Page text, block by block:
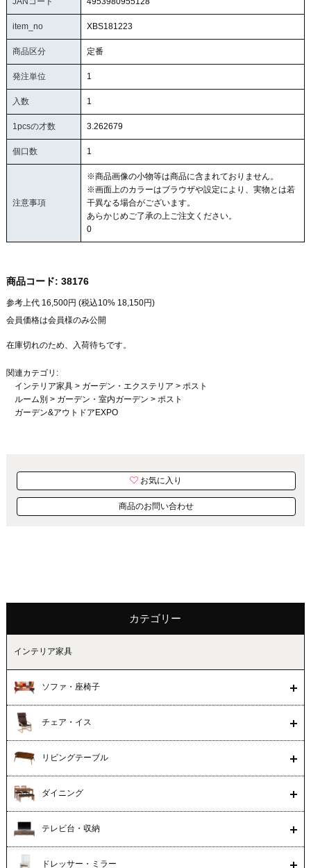
item_no XBS181223
商品区分 定番
発注単位 1
入数 1
1pcsの才数 3.262679
個口数 1
注意事項
※商品画像の小物等は商品に含まれておりません。
※画面上のカラーはブラウザや設定により、実物とは若
干異なる場合がございます。
あらかじめご了承の上ご注文ください。
0
商品コード: 38176
参考上代 16,500円 (税込10% 18,150円)
会員価格は会員様のみ公開
在庫切れのため、入荷待ちです。
関連カテゴリ:
インテリア家具> ガーデン・エクステリア > ポスト
ルーム別 > ガーデン・室内ガーデン > ポスト
ガーデン&アウトドアEXPO
お気に入り
商品のお問い合わせ
カテゴリー
インテリア家具
ソファ・座椅子
チェア・イス
リビングテーブル
ダイニング
テレビ台・収納
ドレッサー・ミラー